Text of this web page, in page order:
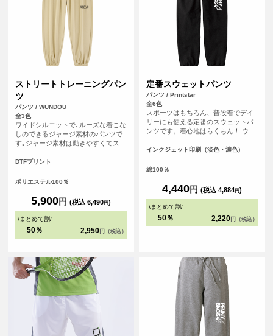
ストリートトレーニングパン
ツ
パンツ / WUNDOU
全3色
ワイドシルエットで､ルーズな着こな
しのできるジャージ素材のパンツで
す｡ジャージ素材は動きやすくてスポ
感じのデイリーユース！スポーツに
やストリート向けにワイドなシルエ
にはゴムがありボトムにかけて生地
がたまる落ち感がグッド！シルエッ
トの好みで自分のサイズを選んでく
んで調節できます｡
DTFプリント
ポリエステル100％
5,900円 (税込 6,490円)
\まとめて割/
50％ 2,950 円（税込）
定番スウェットパンツ
パンツ / Printstar
全6色
スポーツはもちろん、普段着でデイ
リーにも使える定番のスウェットパ
ンツです。着心地はらくちん！ ウエ
インクジェット印刷（淡色・濃色）
綿100％
4,440円 (税込 4,884円)
\まとめて割/
50％ 2,220 円（税込）